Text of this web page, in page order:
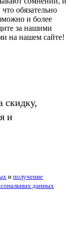
обязательно
и более
за нашими
на нашем сайте!
скидку,
и
и получение
данных